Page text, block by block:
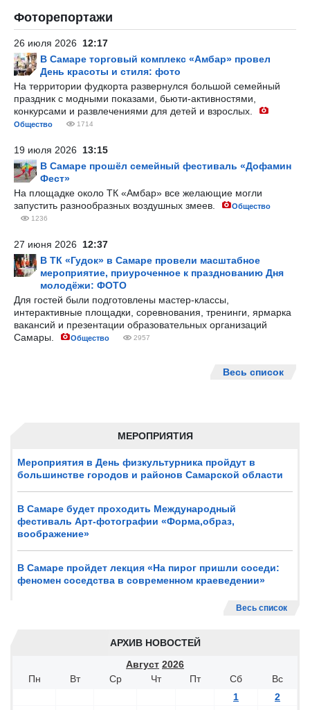
МЕРОПРИЯТИЯ
Мероприятия в День физкультурника пройдут в
большинстве городов и районов Самарской области
В Самаре будет проходить Международный
фестиваль Арт-фотографии «Форма,образ,
воображение»
В Самаре пройдет лекция «На пирог пришли соседи:
феномен соседства в современном краеведении»
Весь список
АРХИВ НОВОСТЕЙ
Август 2026
Пн
Вт Ср Чт Пт Сб
Вс
1
2
Фоторепортажи
26 июля 2026 12:17
В Самаре торговый комплекс «Амбар» провел
День красоты и стиля: фото
На территории фудкорта развернулся большой семейный
праздник с модными показами, бьюти-активностями,
конкурсами и развлечениями для детей и взрослых.
Общество 1714
19 июля 2026 13:15
В Самаре прошёл семейный фестиваль «Дофамин
Фест»
На площадке около ТК «Амбар» все желающие могли
запустить разнообразных воздушных змеев.
Общество
1236
27 июня 2026 12:37
В ТК «Гудок» в Самаре провели масштабное
мероприятие, приуроченное к празднованию Дня
молодёжи: ФОТО
Для гостей были подготовлены мастер-классы,
интерактивные площадки, соревнования, тренинги, ярмарка
вакансий и презентации образовательных организаций
Самары.
Общество 2957
Весь список